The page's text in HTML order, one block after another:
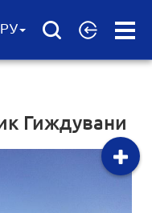
Open
РУ
Гиждувани